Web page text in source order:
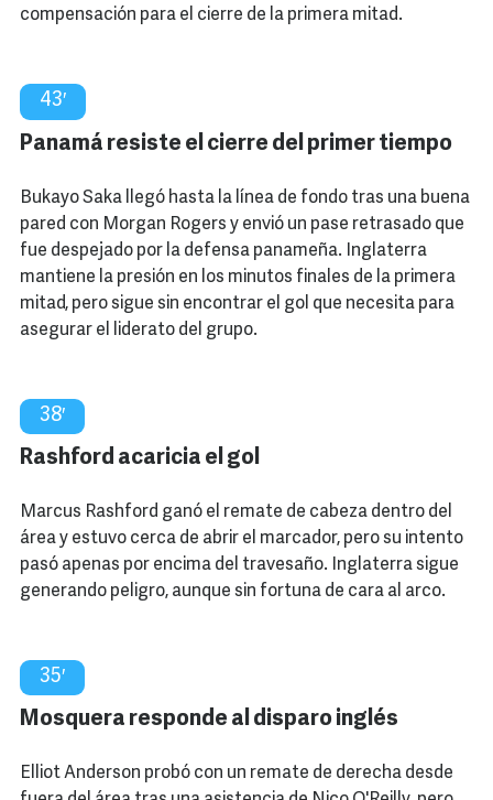
compensación para el cierre de la primera mitad.
43′
Panamá resiste el cierre del primer tiempo
Bukayo Saka llegó hasta la línea de fondo tras una buena
pared con Morgan Rogers y envió un pase retrasado que
fue despejado por la defensa panameña. Inglaterra
mantiene la presión en los minutos finales de la primera
mitad, pero sigue sin encontrar el gol que necesita para
asegurar el liderato del grupo.
38′
Rashford acaricia el gol
Marcus Rashford ganó el remate de cabeza dentro del
área y estuvo cerca de abrir el marcador, pero su intento
pasó apenas por encima del travesaño. Inglaterra sigue
generando peligro, aunque sin fortuna de cara al arco.
35′
Mosquera responde al disparo inglés
Elliot Anderson probó con un remate de derecha desde